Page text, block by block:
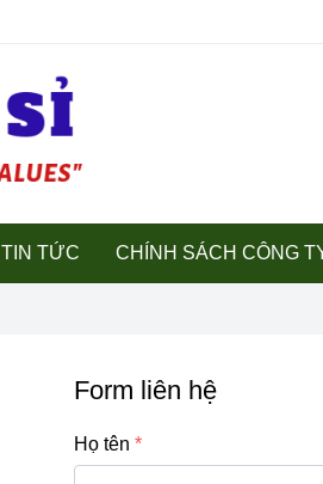
TIN TỨC CHÍNH SÁCH CÔNG
Form liên hệ
Họ tên